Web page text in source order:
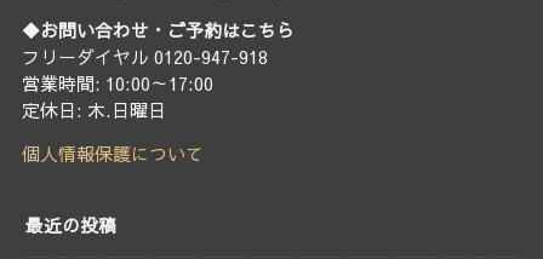
◆お問い合わせ・ご予約はこちら
フリーダイヤル 0120-947-918
営業時間: 10:00～17:00
定休日: 木.日曜日
個人情報保護について
最近の投稿